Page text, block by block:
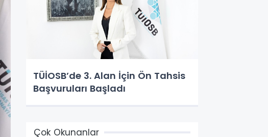
TÜİOSB’de 3. Alan İçin Ön Tahsis
Başvuruları Başladı
Çok Okunanlar